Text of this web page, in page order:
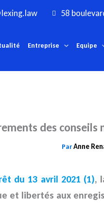
58
Entreprise Equipe
des
ParAnne
du 13 avril 2021 (1),
et libertés aux